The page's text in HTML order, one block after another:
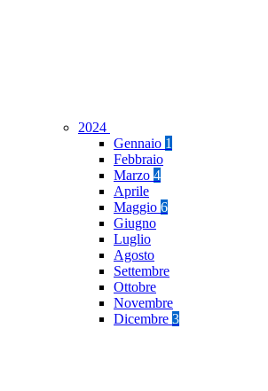
2024
Gennaio 1
Febbraio
Marzo 4
Aprile
Maggio 6
Giugno
Luglio
Agosto
Settembre
Ottobre
Novembre
Dicembre 3